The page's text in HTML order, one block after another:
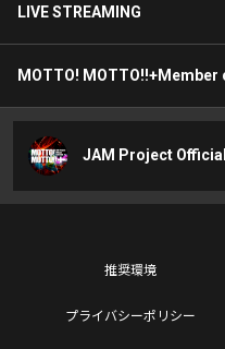
LIVE STREAMING
MOTTO! MOTTO!!+Member
JAM Project
推奨環境
プライバシーポリシー